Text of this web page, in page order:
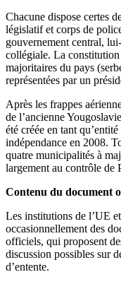
Chacune dispose certes
législatif et corps de
gouvernement central,
collégiale. La
majoritaires du pays
représentées par un
Après les frappes
de l’ancienne
été créée en tant
indépendance en 2008.
quatre municipalités à
largement au contrôle de
Contenu du document
Les institutions de l’UE
occasionnellement des
officiels, qui proposent
discussion possibles sur
d’entente.